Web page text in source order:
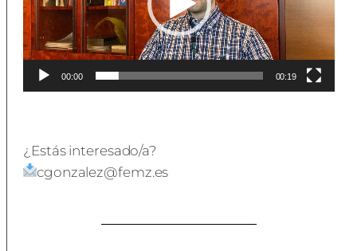
00:00 00:19
¿Estás interesado/a?
cgonzalez@femz.es